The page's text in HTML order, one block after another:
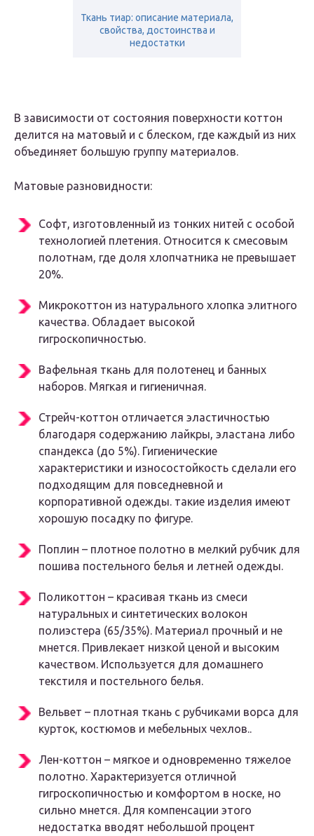
Ткань тиар: описание материала,
свойства, достоинства и
недостатки
В зависимости от состояния поверхности коттон
делится на матовый и с блеском, где каждый из них
объединяет большую группу материалов.
Матовые разновидности:
Софт, изготовленный из тонких нитей с особой
технологией плетения. Относится к смесовым
полотнам, где доля хлопчатника не превышает
20%.
Микрокоттон из натурального хлопка элитного
качества. Обладает высокой
гигроскопичностью.
Вафельная ткань для полотенец и банных
наборов. Мягкая и гигиеничная.
Стрейч-коттон отличается эластичностью
благодаря содержанию лайкры, эластана либо
спандекса (до 5%). Гигиенические
характеристики и износостойкость сделали его
подходящим для повседневной и
корпоративной одежды. такие изделия имеют
хорошую посадку по фигуре.
Поплин – плотное полотно в мелкий рубчик для
пошива постельного белья и летней одежды.
Поликоттон – красивая ткань из смеси
натуральных и синтетических волокон
полиэстера (65/35%). Материал прочный и не
мнется. Привлекает низкой ценой и высоким
качеством. Используется для домашнего
текстиля и постельного белья.
Вельвет – плотная ткань с рубчиками ворса для
курток, костюмов и мебельных чехлов..
Лен-коттон – мягкое и одновременно тяжелое
полотно. Характеризуется отличной
гигроскопичностью и комфортом в носке, но
сильно мнется. Для компенсации этого
недостатка вводят небольшой процент